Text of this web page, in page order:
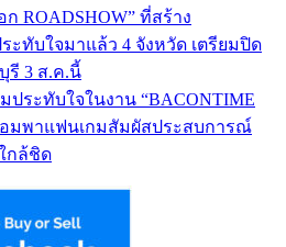
ROADSHOW” ที่สร้าง
ทับใจมาแล้ว 4 จังหวัด เตรียมปิด
รี 3 ส.ค.นี้
ประทับใจในงาน “BACONTIME
อมพาแฟนเกมสัมผัสประสบการณ์
ใกล้ชิด